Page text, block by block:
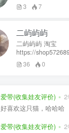
3 7
二屿屿屿
二屿屿屿 淘宝
https://
36 0
爱带(收集娃友评价) 2
好喜欢这只猫，哈哈哈
爱带(收集娃友评价) 2